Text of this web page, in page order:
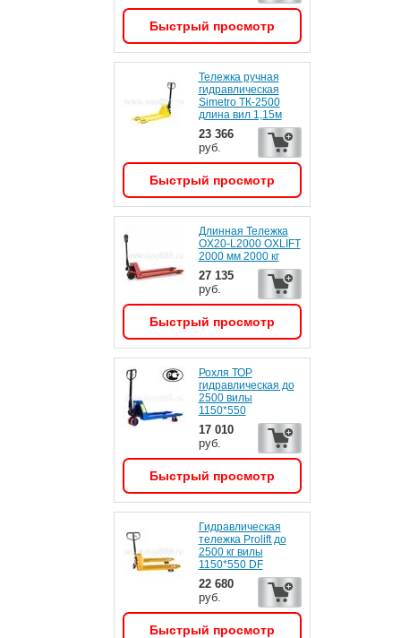
Быстрый просмотр
Тележка ручная
гидравлическая
Simetro ТК-2500
длина вил 1,15м
23 366
руб.
Быстрый просмотр
Длинная Тележка
OX20-L2000 OXLIFT
2000 мм 2000 кг
27 135
руб.
Быстрый просмотр
Рохля ТОР
гидравлическая до
2500 вилы
1150*550
17 010
руб.
Быстрый просмотр
Гидравлическая
тележка Prolift до
2500 кг вилы
1150*550 DF
22 680
руб.
Быстрый просмотр